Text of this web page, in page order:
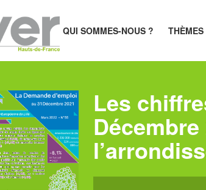
QUI SOMMES-NOUS ? THÈMES
Les